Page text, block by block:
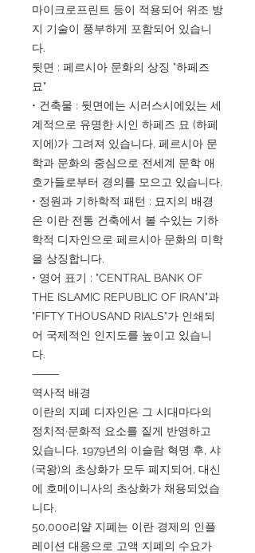
마이크로프린트 등이 적용되어 위조 방
지 기술이 풍부하게 포함되어 있습니
다.
뒷면 : 페르시아 문화의 상징 "하페즈
묘"
• 건축물 : 뒷면에는 시러스시에있는 세
계적으로 유명한 시인 하페즈 묘 (하페
지에)가 그려져 있습니다. 페르시아 문
학과 문화의 중심으로 전세계 문학 애
호가들로부터 경의를 모으고 있습니다.
• 정원과 기하학적 패턴 : 묘지의 배경
은 이란 전통 건축에서 볼 수있는 기하
학적 디자인으로 페르시아 문화의 미학
을 상징합니다.
• 영어 표기 : "CENTRAL BANK OF
THE ISLAMIC REPUBLIC OF IRAN"과
"FIFTY THOUSAND RIALS"가 인쇄되
어 국제적인 인지도를 높이고 있습니
다.
⸻
역사적 배경
이란의 지폐 디자인은 그 시대마다의
정치적·문화적 요소를 짙게 반영하고
있습니다. 1979년의 이슬람 혁명 후, 샤
(국왕)의 초상화가 모두 폐지되어, 대신
에 호메이니사의 초상화가 채용되었습
니다.
50,000리얄 지폐는 이란 경제의 인플
레이션 대응으로 고액 지폐의 수요가